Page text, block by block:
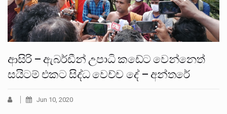
ආසිරි – ඇබර්ඩීන් උපාධි කඩේට වෙන්නෙත්
සයිටම් එකට සිද්ධ වෙච්ච දේ – අන්තරේ
Jun 10, 2020